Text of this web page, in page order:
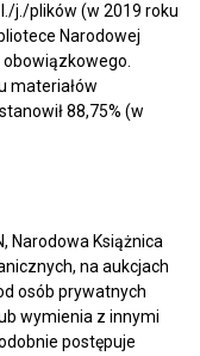
j./plików (w 2019 roku
Narodowej
materiałów
88,75% (w
Narodowa Książnica
na aukcjach
osób prywatnych
wymienia z innymi
postępuje